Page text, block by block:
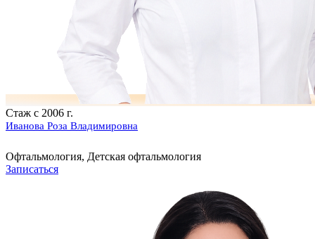
Стаж с 2006 г.
Иванова Роза Владимировна
Офтальмология, Детская офтальмология
Записаться